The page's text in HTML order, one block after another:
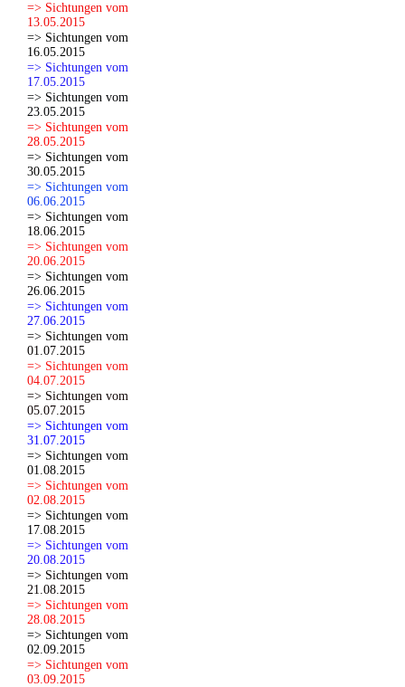
=> Sichtungen vom
13.05.2015
=> Sichtungen vom
16.05.2015
=> Sichtungen vom
17.05.2015
=> Sichtungen vom
23.05.2015
=> Sichtungen vom
28.05.2015
=> Sichtungen vom
30.05.2015
=> Sichtungen vom
06.06.2015
=> Sichtungen vom
18.06.2015
=> Sichtungen vom
20.06.2015
=> Sichtungen vom
26.06.2015
=> Sichtungen vom
27.06.2015
=> Sichtungen vom
01.07.2015
=> Sichtungen vom
04.07.2015
=> Sichtungen vom
05.07.2015
=> Sichtungen vom
31.07.2015
=> Sichtungen vom
01.08.2015
=> Sichtungen vom
02.08.2015
=> Sichtungen vom
17.08.2015
=> Sichtungen vom
20.08.2015
=> Sichtungen vom
21.08.2015
=> Sichtungen vom
28.08.2015
=> Sichtungen vom
02.09.2015
=> Sichtungen vom
03.09.2015